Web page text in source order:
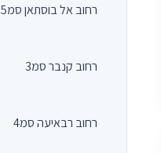
רחוב אל בוסתאן סמ5
רחוב קנבר סמ3
רחוב רבאיעה סמ4